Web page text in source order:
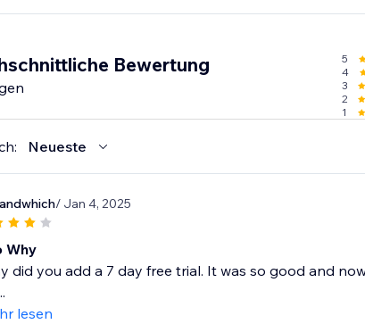
Bewertung 5
4
3
2
1
Neueste
/ Jan 4, 2025
Why
did you add a 7 day free trial. It was so good and
lesen